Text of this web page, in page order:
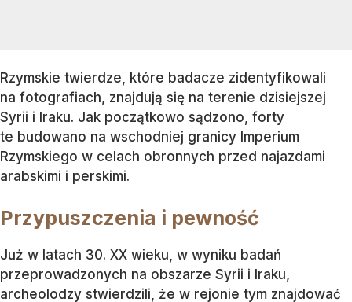
Rzymskie twierdze, które badacze zidentyfikowali
na fotografiach, znajdują się na terenie dzisiejszej
Syrii i Iraku. Jak początkowo sądzono, forty
te budowano na wschodniej granicy Imperium
Rzymskiego w celach obronnych przed najazdami
arabskimi i perskimi.
Przypuszczenia i pewność
Już w latach 30. XX wieku, w wyniku badań
przeprowadzonych na obszarze Syrii i Iraku,
archeolodzy stwierdzili, że w rejonie tym znajdować